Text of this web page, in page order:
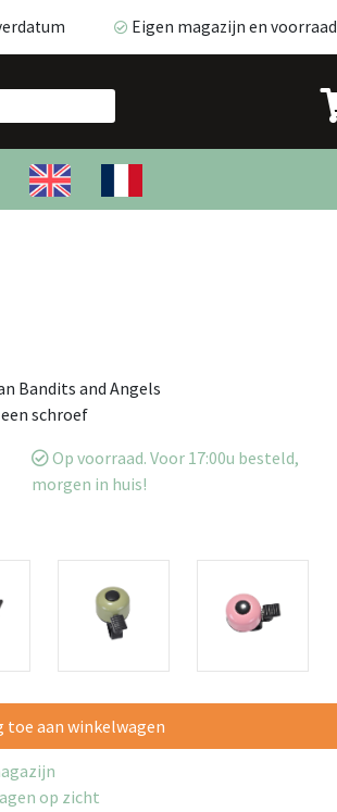
Eigen magazijn en voorraad
Eigen magazijn en voorraad
Bandits and Angels
schroef
Op voorraad. Voor 17:00u besteld,
morgen in huis!
toe aan winkelwagen
op zicht